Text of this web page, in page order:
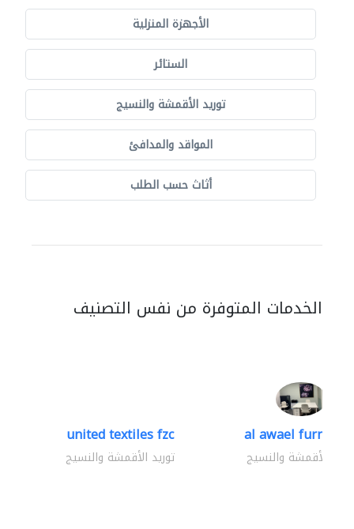
الأجهزة المنزلية
الستائر
توريد الأقمشة والنسيج
المواقد والمدافئ
أثاث حسب الطلب
الخدمات المتوفرة من نفس التصنيف
united textiles fzc
توريد الأقمشة والنسيج
al awael
الأقمشة والنسيج